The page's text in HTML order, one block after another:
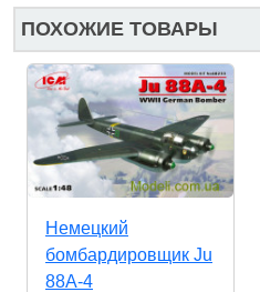
ПОХОЖИЕ ТОВАРЫ
Немецкий
бомбардировщик Ju
88A-4